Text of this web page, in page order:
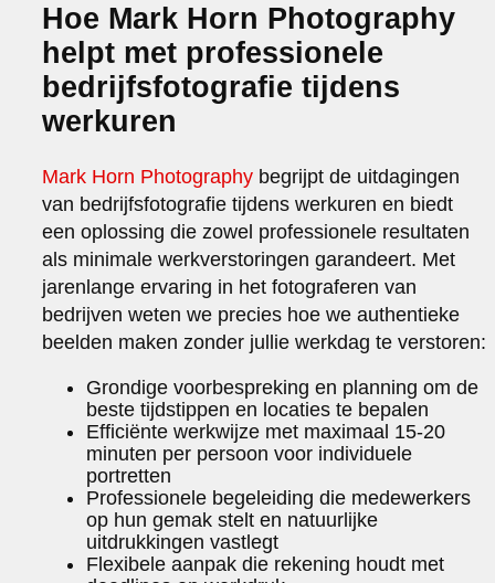
Hoe Mark Horn Photography
helpt met professionele
bedrijfsfotografie tijdens
werkuren
Mark Horn Photography begrijpt de uitdagingen
van bedrijfsfotografie tijdens werkuren en biedt
een oplossing die zowel professionele resultaten
als minimale werkverstoringen garandeert. Met
jarenlange ervaring in het fotograferen van
bedrijven weten we precies hoe we authentieke
beelden maken zonder jullie werkdag te verstoren:
Grondige voorbespreking en planning om de
beste tijdstippen en locaties te bepalen
Efficiënte werkwijze met maximaal 15-20
minuten per persoon voor individuele
portretten
Professionele begeleiding die medewerkers
op hun gemak stelt en natuurlijke
uitdrukkingen vastlegt
Flexibele aanpak die rekening houdt met